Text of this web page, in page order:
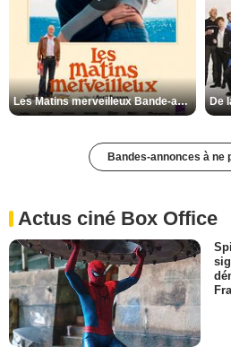
Les Matins merveilleux Bande-annonce VF
Bandes-annonces à ne
Actus ciné Box Office